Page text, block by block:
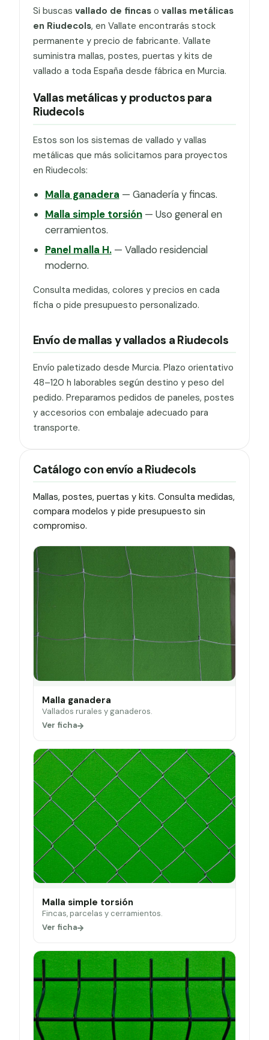
Si buscas vallado de fincaso vallas metálicas
en Riudecols, en Vallate encontrarás stock
permanente y precio de fabricante. Vallate
suministra mallas, postes, puertas y kits de
vallado a toda España desde fábrica en Murcia.
Vallas metálicas y productos para
Riudecols
Estos son los sistemas de vallado y vallas
metálicas que más solicitamos para proyectos
en Riudecols:
Malla ganadera — Ganadería y fincas.
Malla simple torsión— Uso general en
cerramientos.
Panel malla H.— Vallado residencial
moderno.
Consulta medidas, colores y precios en cada
ficha o pide presupuesto personalizado.
Envío de mallas y vallados a Riudecols
Envío paletizado desde Murcia. Plazo orientativo
48–120 h laborables según destino y peso del
pedido. Preparamos pedidos de paneles, postes
y accesorios con embalaje adecuado para
transporte.
Catálogo con envío a Riudecols
Mallas, postes, puertas y kits. Consulta medidas,
compara modelos y pide presupuesto sin
compromiso.
Malla ganadera
Vallados rurales y ganaderos.
Ver ficha
Malla simple torsión
Fincas, parcelas y cerramientos.
Ver ficha